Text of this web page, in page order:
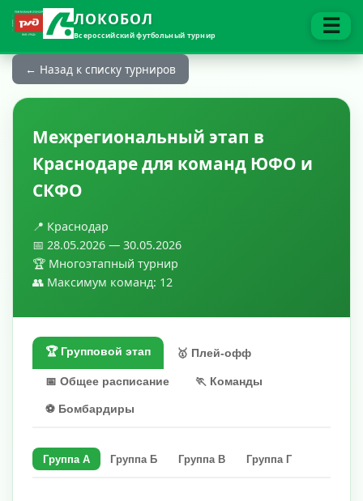
ЛОКОБОЛ
Всероссийский футбольный турнир ☰
← Назад к списку турниров
Межрегиональный этап в
Краснодаре для команд ЮФО и
СКФО
📍 Краснодар
📅 28.05.2026 — 30.05.2026
🏆 Многоэтапный турнир
👥 Максимум команд: 12
🏆 Групповой этап 🥇 Плей-офф
📅 Общее расписание 🏃 Команды
⚽ Бомбардиры
Группа A Группа Б Группа В Группа Г